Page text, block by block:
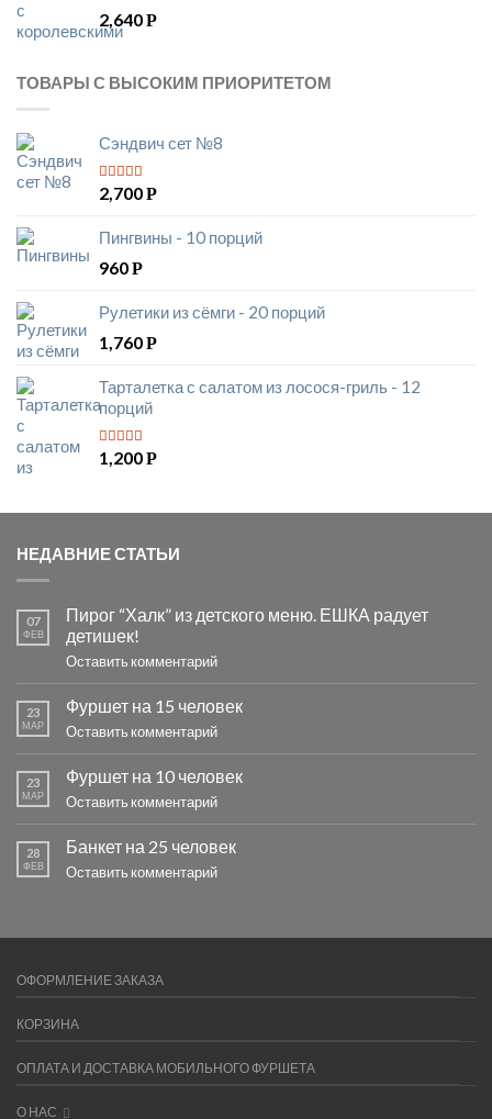
2,640Р
ТОВАРЫ С ВЫСОКИМ ПРИОРИТЕТОМ
Сэндвич сет №8
5из 5
2,700Р
Пингвины - 10 порций
960Р
Рулетики из сёмги - 20 порций
1,760Р
Тарталетка с салатом из лосося-гриль - 12
порций
5 из 5
1,200Р
НЕДАВНИЕ СТАТЬИ
07
ФЕВ
Пирог “Халк” из детского меню. ЕШКА радует
детишек!
Оставить комментарий
23
МАР
Фуршет на 15 человек
Оставить комментарий
23
МАР
Фуршет на 10 человек
Оставить комментарий
28
ФЕВ
Банкет на 25 человек
Оставить комментарий
ОФОРМЛЕНИЕ ЗАКАЗА
КОРЗИНА
ОПЛАТА И ДОСТАВКА МОБИЛЬНОГО ФУРШЕТА
О НАС